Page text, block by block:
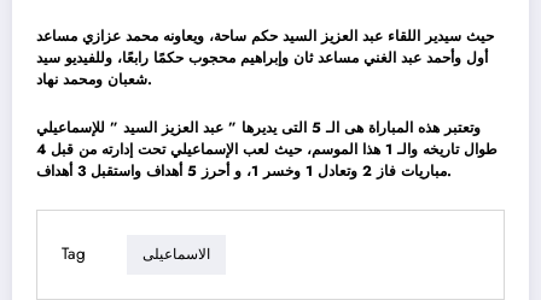
حيث سيدير اللقاء عبد العزيز السيد حكم ساحة، ويعاونه محمد عزازي مساعد
أول وأحمد عبد الغني مساعد ثان وإبراهيم محجوب حكمًا رابعًا، وللفيديو سيد
شعبان ومحمد نهاد.
وتعتبر هذه المباراة هى الـ 5 التى يديرها ” عبد العزيز السيد ” للإسماعيلي
طوال تاريخه والـ 1 هذا الموسم، حيث لعب الإسماعيلي تحت إدارته من قبل 4
مباريات فاز 2 وتعادل 1 وخسر 1، و أحرز 5 أهداف واستقبل 3 أهداف.
Tag الاسماعيلى